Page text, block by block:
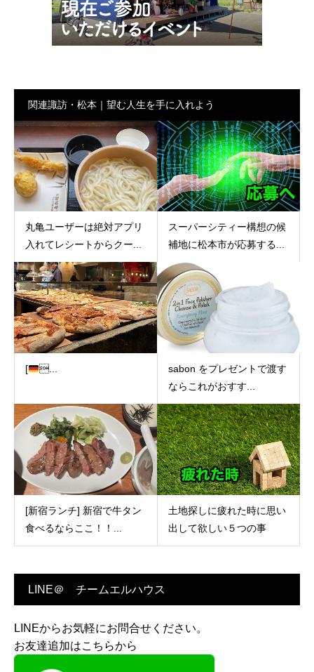
関連諏訪・松本｜望む人生を手に入れよう
丸亀ユーザーは絶対アプリ
入れてレシートからクー...
スーパーシティー構想の候
補地に松本市が応募する...
[ ...
sabon をプレゼントで渡す
ならこれがおすす...
[新宿ランチ] 新宿で牛タン
食べるならここ！！...
土地探しに疲れた時に思い
出して欲しい５つの事
LINE＠ チームエルハウス
LINEからお気軽にお問合せください。
お友達追加はこちらから